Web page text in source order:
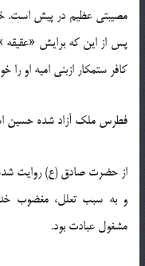
مصیبتی عظیم در پیش است.
پس از این که برایش «عقیقه
کافر ستمکار ازبنی امیه او
فطرس ملک آزاد شده حسین
از حضرت صادق (ع) روایت
و به سبب تعلل، مغضوب
مشغول عبادت بود.